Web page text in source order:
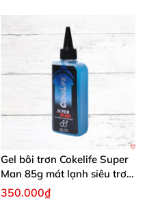
Gel bôi trơn Cokelife Super
Man 85g mát lạnh siêu trơn
an toàn
350.000₫